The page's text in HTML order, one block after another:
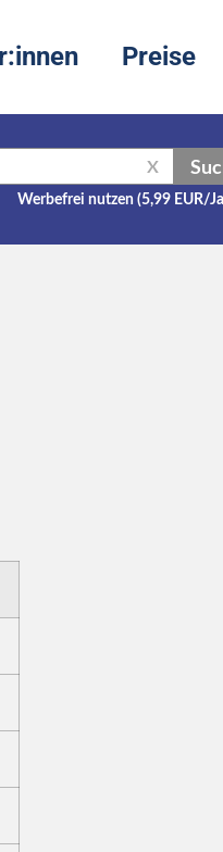
Preise
X
Werbefrei nutzen (5,99 EUR/